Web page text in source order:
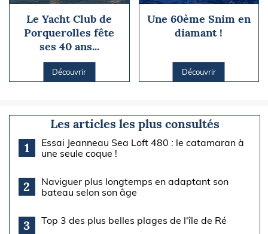
Le Yacht Club de
Porquerolles fête
ses 40 ans...
Découvrir
Une 60ème Snim en
diamant !
Découvrir
Les articles les plus consultés
1
Essai Jeanneau Sea Loft 480 : le catamaran à
une seule coque !
2
Naviguer plus longtemps en adaptant son
bateau selon son âge
3 Top 3 des plus belles plages de l'île de Ré